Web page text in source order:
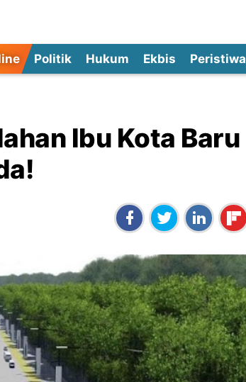
Politik Hukum Ekbis Peristiwa
Ibu Kota Baru